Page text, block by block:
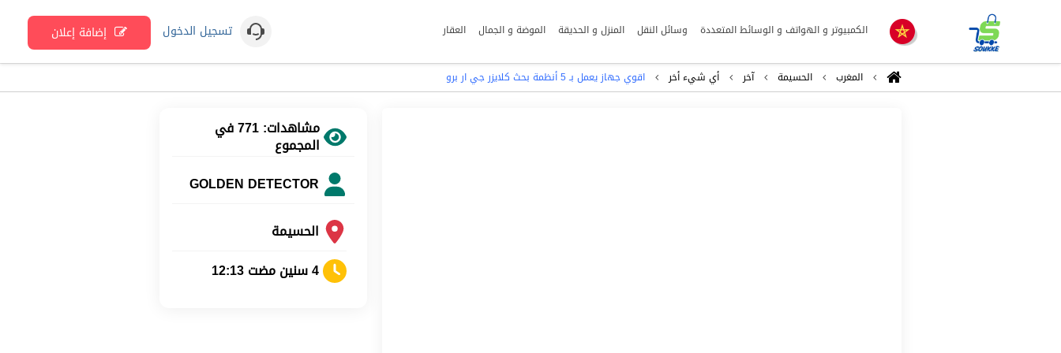
الكمبيوتر و الهواتف و الوسائط المتعددة وسائل النقل المنزل و الحديقة الموضة و الجمال العقار تسجيل الدخول إضافة إعلان
المغرب الحسيمة آخر أي شيء أخر اقوي جهاز يعمل بـ 5 أنظمة بحث كلايزر جي ار برو
مشاهدات: 771 في
المجموع
GOLDEN DETECTOR
الحسيمة
4 سنين مضت 12:13